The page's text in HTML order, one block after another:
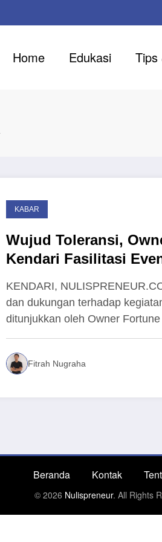
Home Edukasi Tips
KABAR
Wujud Toleransi,
Kendari Fasilitasi
KENDARI,
dan dukungan terhadap
ditunjukkan oleh Owner
Fitrah Nugraha
Beranda Kontak
© 2026 Nulispreneur. All Rights